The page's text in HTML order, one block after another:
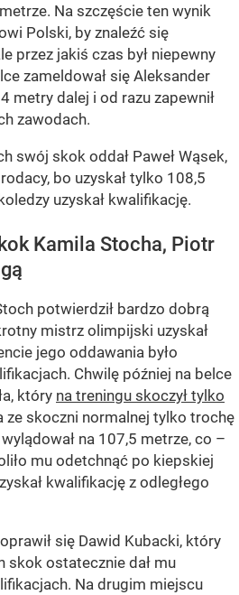
Na szczęście ten wynik
Polski, by znaleźć się
przez jakiś czas był niepewny
zameldował się Aleksander
metry dalej i od razu zapewnił
zawodach.
swój skok oddał Paweł Wąsek,
bo uzyskał tylko 108,5
uzyskał kwalifikację.
Kamila Stocha, Piotr
potwierdził bardzo dobrą
mistrz olimpijski uzyskał
jego oddawania było
Chwilę później na belce
który na treningu skoczył tylko
ze skoczni normalnej tylko trochę
na 107,5 metrze, co –
mu odetchnąć po kiepskiej
kwalifikację z odległego
się Dawid Kubacki, który
skok ostatecznie dał mu
Na drugim miejscu